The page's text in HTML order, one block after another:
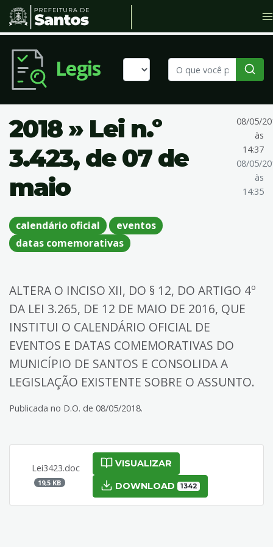
Legis
2018 » Lei n.º
3.423, de 07 de
maio
08/05/
às
14:37
08/05/
às
14:35
calendário oficial
eventos
datas comemorativas
ALTERA O INCISO XII, DO § 12, DO ARTIGO 4º
DA LEI 3.265, DE 12 DE MAIO DE 2016, QUE
INSTITUI O CALENDÁRIO OFICIAL DE
EVENTOS E DATAS COMEMORATIVAS DO
MUNICÍPIO DE SANTOS E CONSOLIDA A
LEGISLAÇÃO EXISTENTE SOBRE O ASSUNTO.
Publicada no D.O. de 08/05/2018.
Lei3423.doc
19,5 KB
VISUALIZAR
DOWNLOAD 1342